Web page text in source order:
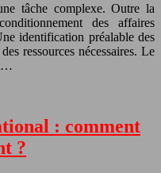
tâche complexe. Outre la
des affaires
identification préalable des
ressources nécessaires. Le
: comment
?